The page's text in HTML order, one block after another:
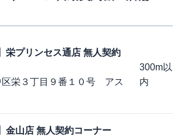
栄プリンセス通店 無人契約
区栄３丁目９番１０号 アス
300m以
内
金山店 無人契約コーナー